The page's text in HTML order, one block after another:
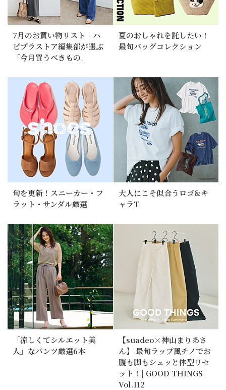
7月のお買い物リスト｜ハ
ピプラストア編集部が選ぶ
「今月買うべきもの」
夏のおしゃれを託したい！
最旬バッグコレクション
旬を更新！スニーカー・フ
ラット・サンダル厳選
大人にこそ似合うロゴ&キ
ャラT
「涼しくてシルエット美
人」なパンツ厳選6本
【suadeo×神山まりあさ
ん】 最旬ラップ風チノでお
腹も脚もシュッと体型リセ
ット！| GOOD THINGS
Vol.112